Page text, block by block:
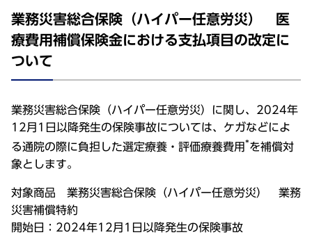
業務災害総合保険（ハイパー任意労災） 医
療費用補償保険金における支払項目の改定に
ついて
業務災害総合保険（ハイパー任意労災）に関し、2024年
12月1日以降発生の保険事故については、ケガなどによ
る通院の際に負担した選定療養・評価療養費用*を補償対
象とします。
対象商品 業務災害総合保険（ハイパー任意労災） 業務
災害補償特約
開始日：2024年12月1日以降発生の保険事故